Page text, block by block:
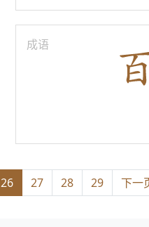
成语
26 27 28 29 下一